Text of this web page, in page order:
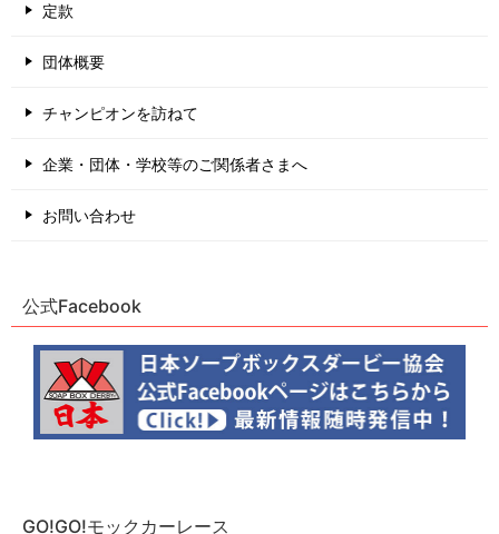
定款
団体概要
チャンピオンを訪ねて
企業・団体・学校等のご関係者さまへ
お問い合わせ
公式Facebook
GO!GO!モックカーレース